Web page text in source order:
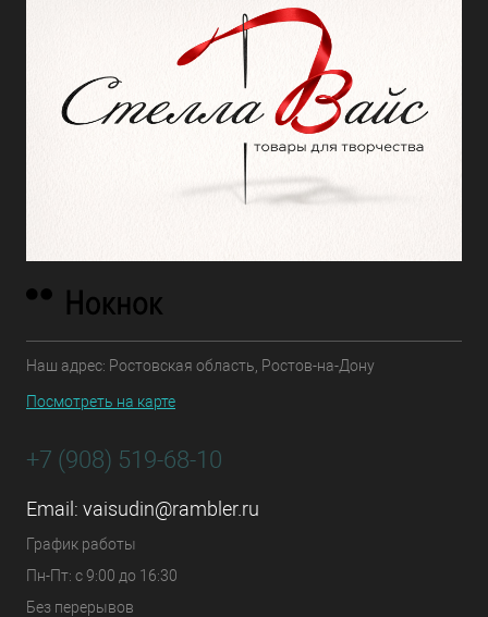
Наш адрес: Ростовская область, Ростов-на-Дону
Посмотреть на карте
+7 (908) 519-68-10
Email: vaisudin@rambler.ru
График работы
Пн-Пт: с 9:00 до 16:30
Без перерывов